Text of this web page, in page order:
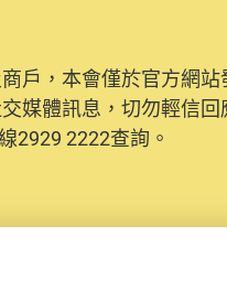
戶，本會僅於官方網
媒體訊息，切勿輕信
2929 2222查詢。